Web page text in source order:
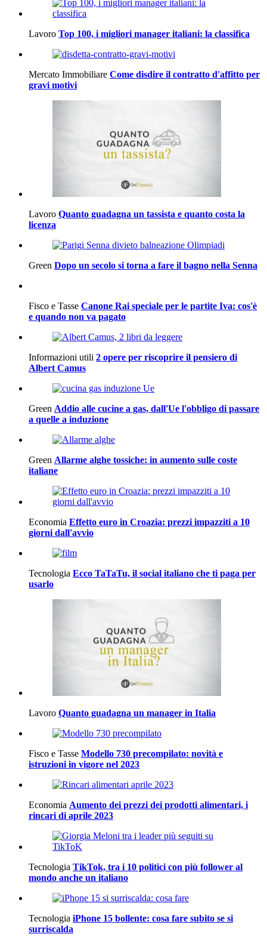
Lavoro Top 100, i migliori manager italiani: la classifica
Mercato Immobiliare Come disdire il contratto d'affitto per
gravi motivi
Lavoro Quanto guadagna un tassista e quanto costa la
licenza
Green Dopo un secolo si torna a fare il bagno nella Senna
Fisco e Tasse Canone Rai speciale per le partite Iva: cos'è
e quando non va pagato
Informazioni utili 2 opere per riscoprire il pensiero di
Albert Camus
Green Addio alle cucine a gas, dall'Ue l'obbligo di passare
a quelle a induzione
Green Allarme alghe tossiche: in aumento sulle coste
italiane
Economia Effetto euro in Croazia: prezzi impazziti a 10
giorni dall'avvio
Tecnologia Ecco TaTaTu, il social italiano che ti paga per
usarlo
Lavoro Quanto guadagna un manager in Italia
Fisco e Tasse Modello 730 precompilato: novità e
istruzioni in vigore nel 2023
Economia Aumento dei prezzi dei prodotti alimentari, i
rincari di aprile 2023
Tecnologia TikTok, tra i 10 politici con più follower al
mondo anche un italiano
Tecnologia iPhone 15 bollente: cosa fare subito se si
surriscalda